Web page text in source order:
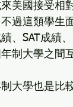
美國接受相
過這類學生
、SAT成績
制大學之間
大學也是比